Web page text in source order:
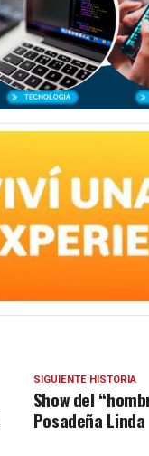
SIGUIENTE HISTORIA
Show del
Posadeña Linda